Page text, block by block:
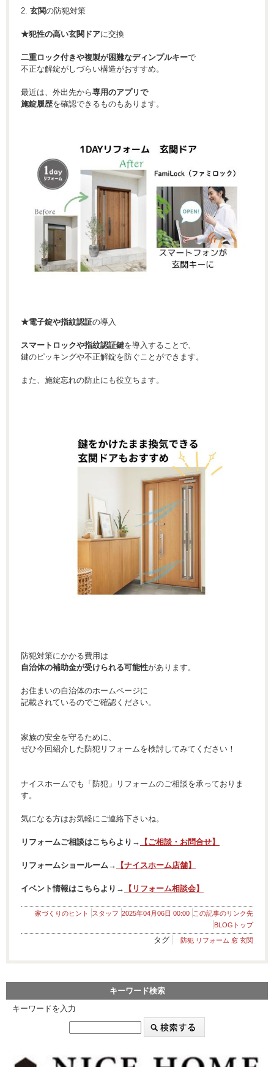
2. 玄関の防犯対策
★犯性の高い玄関ドアに交換
二重ロック付きや複製が困難なディンプルキーで
不正な解錠がしづらい構造がおすすめ。
最近は、外出先から専用のアプリで
施錠履歴を確認できるものもあります。
★電子錠や指紋認証の導入
スマートロックや指紋認証鍵を導入することで、
鍵のピッキングや不正解錠を防ぐことができます。
また、施錠忘れの防止にも役立ちます。
防犯対策にかかる費用は
自治体の補助金が受けられる可能性があります。
お住まいの自治体のホームページに
記載されているのでご確認ください。
家族の安全を守るために、
ぜひ今回紹介した防犯リフォームを検討してみてください！
ナイスホームでも「防犯」リフォームのご相談を承っておりま
す。
気になる方はお気軽にご連絡下さいね。
リフォームご相談はこちらより→ 【ご相談・お問合せ】
リフォームショールーム→ 【ナイスホーム店舗】
イベント情報はこちらより→ 【リフォーム相談会】
家づくりのヒント スタッフ 2025年04月06日 00:00 この記事のリンク先
BLOGトップ
タグ 防犯 リフォーム 窓 玄関
キーワード検索
キーワードを入力